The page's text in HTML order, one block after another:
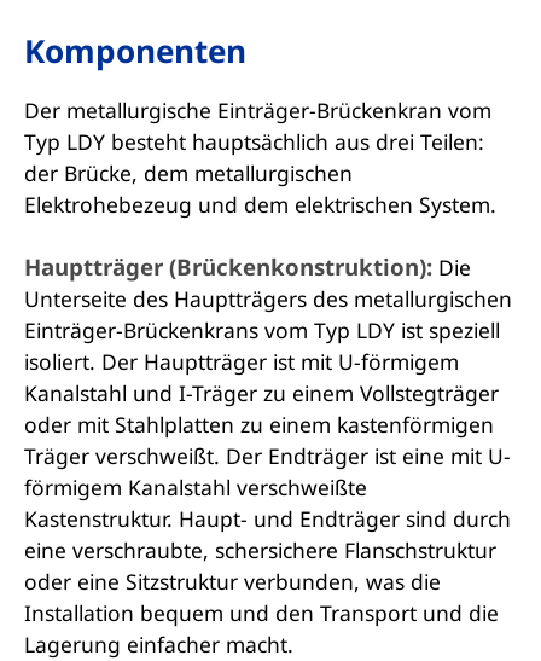
Komponenten
Der metallurgische Einträger-Brückenkran vom
Typ LDY besteht hauptsächlich aus drei Teilen:
der Brücke, dem metallurgischen
Elektrohebezeug und dem elektrischen System.
Hauptträger (Brückenkonstruktion):Die
Unterseite des Hauptträgers des metallurgischen
Einträger-Brückenkrans vom Typ LDY ist speziell
isoliert. Der Hauptträger ist mit U-förmigem
Kanalstahl und I-Träger zu einem Vollstegträger
oder mit Stahlplatten zu einem kastenförmigen
Träger verschweißt. Der Endträger ist eine mit U-
förmigem Kanalstahl verschweißte
Kastenstruktur. Haupt- und Endträger sind durch
eine verschraubte, schersichere Flanschstruktur
oder eine Sitzstruktur verbunden, was die
Installation bequem und den Transport und die
Lagerung einfacher macht.